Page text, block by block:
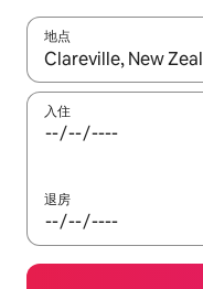
地点
如有搜索结果，请使
入住
退房